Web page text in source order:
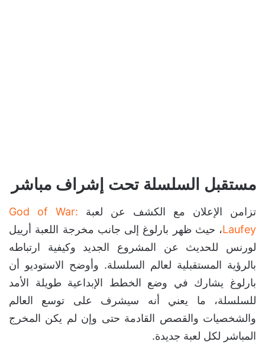
مستقبل السلسلة تحت إشراف مباشر
تزامن الإعلان مع الكشف عن لعبة God of War:
Laufey، حيث ظهر بارلوغ إلى جانب مخرجة اللعبة أرييل
لورنس للحديث عن المشروع الجديد وكيفية ارتباطه
بالرؤية المستقبلية لعالم السلسلة. وأوضح الاستوديو أن
بارلوغ يشارك في وضع الخطط الإبداعية طويلة الأمد
للسلسلة، ما يعني أنه سيشرف على توسع العالم
والشخصيات والقصص القادمة حتى وإن لم يكن المخرج
المباشر لكل لعبة جديدة.